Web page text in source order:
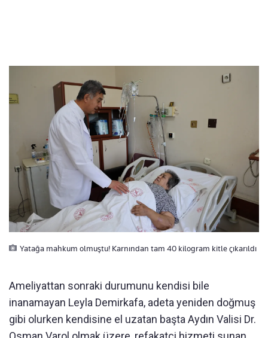
Yatağa mahkum olmuştu! Karnından tam 40 kilogram kitle çıkarıldı
Ameliyattan sonraki durumunu kendisi bile
inanamayan Leyla Demirkafa, adeta yeniden doğmuş
gibi olurken kendisine el uzatan başta Aydın Valisi Dr.